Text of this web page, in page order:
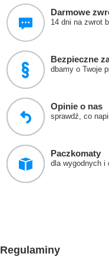
Darmowe
14 dni na zwrot
Bezpieczne
dbamy o Twoje
Opinie o nas
sprawdź, co
Paczkomaty
dla wygodnych i
Regulaminy